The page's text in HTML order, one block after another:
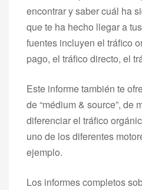
encontrar y saber cuál ha
que te ha hecho llegar a
fuentes incluyen el tráfico
pago, el tráfico directo, el
Este informe también te
de “médium & source”, de
diferenciar el tráfico
uno de los diferentes
ejemplo.
Los informes completos